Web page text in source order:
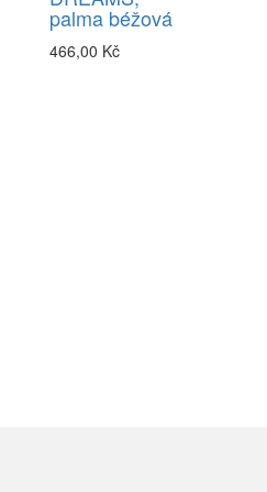
palma béžová
466,00 Kč